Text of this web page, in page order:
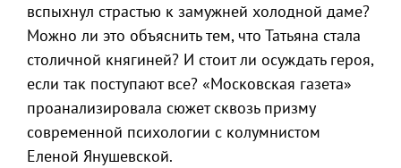
вспыхнул страстью к замужней холодной даме?
Можно ли это объяснить тем, что Татьяна стала
столичной княгиней? И стоит ли осуждать героя,
если так поступают все? «Московская газета»
проанализировала сюжет сквозь призму
современной психологии с колумнистом
Еленой Янушевской.